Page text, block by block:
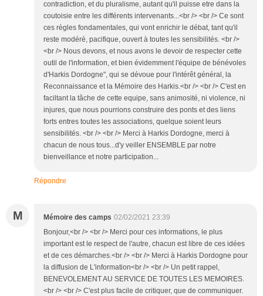
contradiction, et du pluralisme, autant qu'il puisse etre dans la
coutoisie entre les différents intervenants...<br /> <br /> Ce sont
ces règles fondamentales, qui vont enrichir le débat, tant qu'il
reste modéré, pacifique, ouvert à toutes les sensibilités. <br />
<br /> Nous devons, et nous avons le devoir de respecter cette
outil de l'information, et bien évidemment l'équipe de bénévoles
d'Harkis Dordogne", qui se dévoue pour l'intérêt général, la
Reconnaissance et la Mémoire des Harkis.<br /> <br /> C'est en
faciltant la tâche de cette equipe, sans animosité, ni violence, ni
injures, que nous pourrions construire des ponts et des liens
forts entres toutes les associations, quelque soient leurs
sensibilités. <br /> <br /> Merci à Harkis Dordogne, merci à
chacun de nous tous...d'y veiller ENSEMBLE par notre
bienveillance et notre participation...
Répondre
M Mémoire des camps 02/02/2021 23:39
Bonjour,<br /> <br /> Merci pour ces informations, le plus
important est le respect de l'autre, chacun est libre de ces idées
et de ces démarches.<br /> <br /> Merci à Harkis Dordogne pour
la diffusion de L'information<br /> <br /> Un petit rappel,
BENEVOLEMENT AU SERVICE DE TOUTES LES MEMOIRES.
<br /> <br /> C'est plus facile de critiquer, que de communiquer.